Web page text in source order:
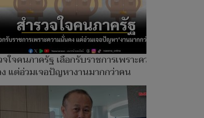
ใจคนภาครัฐ เลือกรับราชการเพราะความ
แต่อ่วมเจอปัญหางานมากกว่าคน